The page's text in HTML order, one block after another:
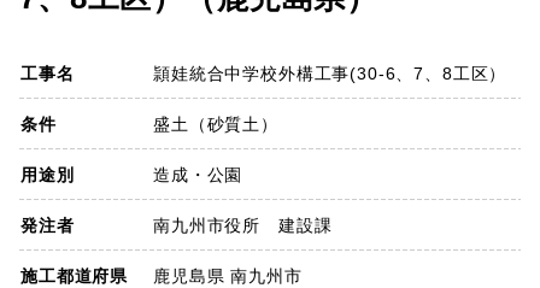
会社概要
お知らせ
採用情報
工事名 頴娃統合中学校外構工事(30-6、7、8工区）
条件 盛土（砂質土）
用途別 造成・公園
発注者 南九州市役所 建設課
施工都道府県 鹿児島県 南九州市